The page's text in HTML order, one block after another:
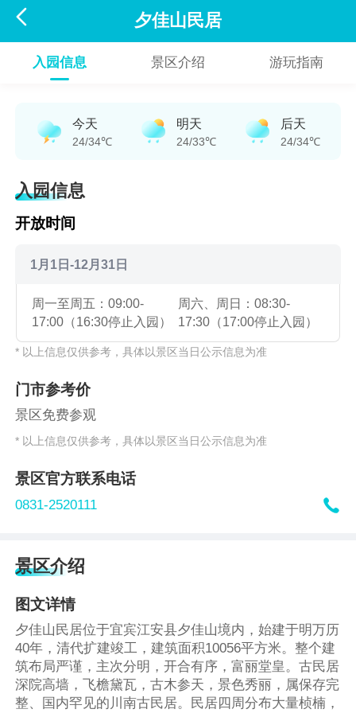
 夕佳山民居
入园信息 景区介绍 游玩指南
今天
24/34℃
明天
24/33℃
后天
24/34℃
入园信息
开放时间
1月1日-12月31日
周一至周五：09:00-
17:00（16:30停止入园）
周六、周日：08:30-
17:30（17:00停止入园）
* 以上信息仅供参考，具体以景区当日公示信息为准
门市参考价
景区免费参观
* 以上信息仅供参考，具体以景区当日公示信息为准
景区官方联系电话
0831-2520111 
景区介绍
图文详情
夕佳山民居位于宜宾江安县夕佳山境内，始建于明万历
40年，清代扩建竣工，建筑面积10056平方米。整个建
筑布局严谨，主次分明，开合有序，富丽堂皇。古民居
深院高墙，飞檐黛瓦，古木参天，景色秀丽，属保存完
整、国内罕见的川南古民居。民居四周分布大量桢楠，